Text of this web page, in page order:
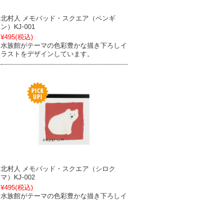
北村人 メモパッド・スクエア（ペンギ
ン）KJ-001
¥495(税込)
水族館がテーマの色彩豊かな描き下ろしイ
ラストをデザインしています。
北村人 メモパッド・スクエア（シロク
マ）KJ-002
¥495(税込)
水族館がテーマの色彩豊かな描き下ろしイ